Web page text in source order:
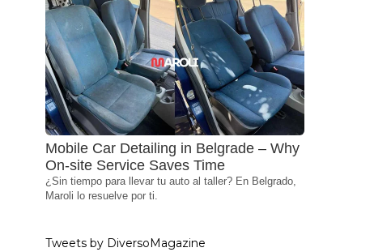
Mobile Car Detailing in Belgrade – Why
On-site Service Saves Time
¿Sin tiempo para llevar tu auto al taller? En Belgrado,
Maroli lo resuelve por ti.
Tweets by DiversoMagazine